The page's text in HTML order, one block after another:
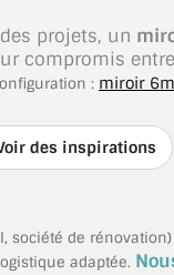
projets, un
compromis
: miroir
des inspirations
société de
adaptée.